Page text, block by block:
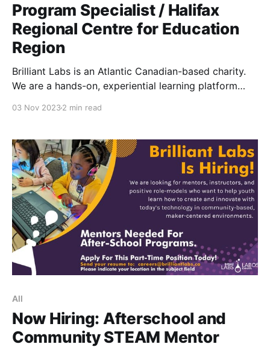
Program Specialist / Halifax
Regional Centre for Education
Region
Brilliant Labs is an Atlantic Canadian-based charity.
We are a hands-on, experiential learning platform
United Nations Sustainable Development Goals
(SDGs), along with a socially responsible
entrepreneurial spirit, educators and
03 Nov 20232 min read
All
Now Hiring: Afterschool and
Community STEAM Mentor